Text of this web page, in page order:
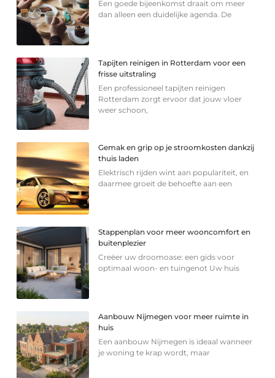
Een goede bijeenkomst draait om meer
dan alleen een duidelijke agenda. De
Tapijten reinigen in Rotterdam voor een
frisse uitstraling
Een professioneel tapijten reinigen
Rotterdam zorgt ervoor dat jouw vloer
weer schoon,
Gemak en grip op je stroomkosten dankzij
thuis laden
Elektrisch rijden wint aan populariteit, en
daarmee groeit de behoefte aan een
Stappenplan voor meer wooncomfort en
buitenplezier
Creëer uw droomoase: een gids voor
optimaal woon- en tuingenot Uw huis
Aanbouw Nijmegen voor meer ruimte in
huis
Een aanbouw Nijmegen is ideaal wanneer
je woning te krap wordt, maar